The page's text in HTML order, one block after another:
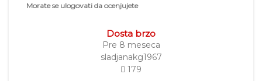
Morate se ulogovati da ocenjujete
Dosta brzo
Pre 8 meseca
sladjanakg1967
179